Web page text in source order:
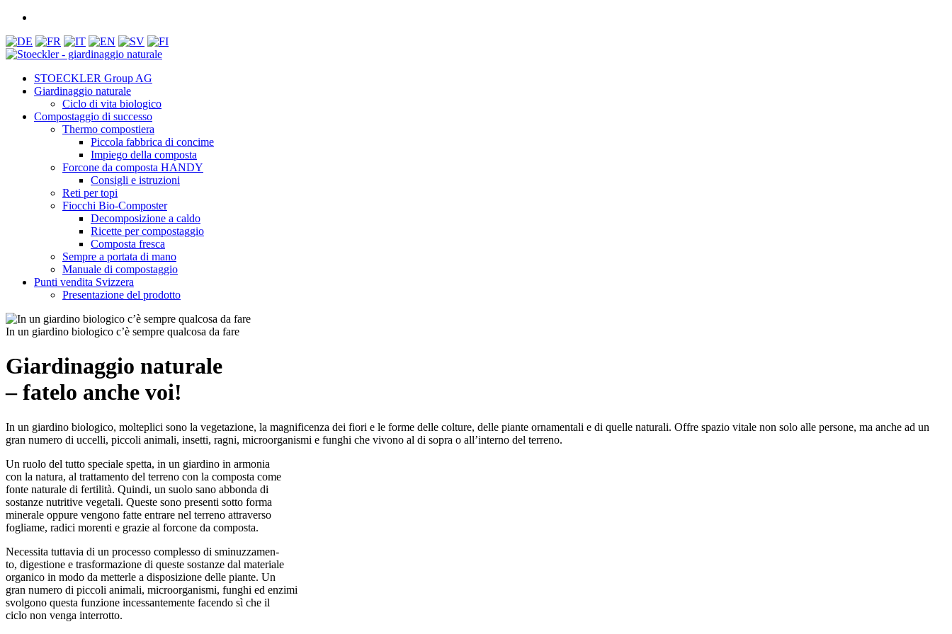
STOECKLER Group AG
Giardinaggio naturale
Ciclo di vita biologico
Compostaggio di successo
Thermo compostiera
Piccola fabbrica di concime
Impiego della composta
Forcone da composta HANDY
Consigli e istruzioni
Reti per topi
Fiocchi Bio-Composter
Decomposizione a caldo
Ricette per compostaggio
Composta fresca
Sempre a portata di mano
Manuale di compostaggio
Punti vendita Svizzera
Presentazione del prodotto
In un giardino biologico c’è sempre qualcosa da fare
Giardinaggio naturale
– fatelo anche voi!
In un giardino biologico, molteplici sono la vegetazione, la magnificenza dei fiori e le forme delle colture, delle piante ornamentali e di quelle naturali. Offre spazio vitale non solo alle persone, ma anche ad un
gran numero di uccelli, piccoli animali, insetti, ragni, microorganismi e funghi che vivono al di sopra o all’interno del terreno.
Un ruolo del tutto speciale spetta, in un giardino in armonia
con la natura, al trattamento del terreno con la composta come
fonte naturale di fertilità. Quindi, un suolo sano abbonda di
sostanze nutritive vegetali. Queste sono presenti sotto forma
minerale oppure vengono fatte entrare nel terreno attraverso
fogliame, radici morenti e grazie al forcone da composta.
Necessita tuttavia di un processo complesso di sminuzzamen-
to, digestione e trasformazione di queste sostanze dal materiale
organico in modo da metterle a disposizione delle piante. Un
gran numero di piccoli animali, microorganismi, funghi ed enzimi
svolgono questa funzione incessantemente facendo sì che il
ciclo non venga interrotto.